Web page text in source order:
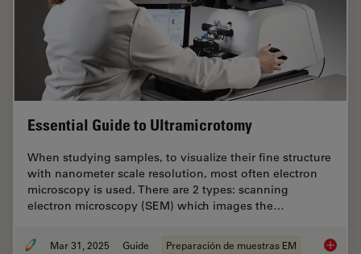
Essential Guide to Ultramicrotomy
When studying samples, to visualize their fine structure
with nanometer scale resolution, most often electron
microscopy is used. There are 2 types: scanning
electron microscopy (SEM) which images the…
Mar 31, 2025 Guide Preparación de muestras EM